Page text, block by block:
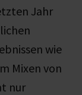
Jahr
wie
Mixen von
nur